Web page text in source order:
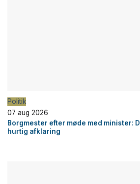
Politik
07 aug 2026
Borgmester efter møde med minister:
hurtig afklaring